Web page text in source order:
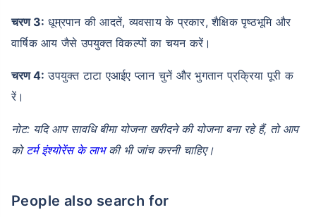
चरण 3: धूम्रपान की आदतें, व्यवसाय के प्रकार, शैक्षिक पृष्ठभूमि और
वार्षिक आय जैसे उपयुक्त विकल्पों का चयन करें।
चरण 4: उपयुक्त टाटा एआईए प्लान चुनें और भुगतान प्रक्रिया पूरी क
रें।
नोट: यदि आप सावधि बीमा योजना खरीदने की योजना बना रहे हैं, तो आप
को टर्म इंश्योरेंस के लाभकी भी जांच करनी चाहिए।
People also search for